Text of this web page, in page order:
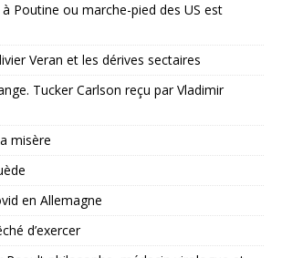
Poutine ou marche-pied des US est
Veran et les dérives sectaires
Tucker Carlson reçu par Vladimir
misère
en Allemagne
d’exercer